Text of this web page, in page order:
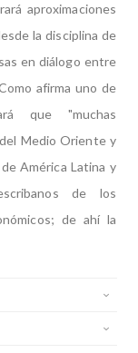
aproximaciones
la disciplina de
en diálogo entre
afirma uno de
que "muchas
Medio Oriente y
América Latina y
de los
de ahí la